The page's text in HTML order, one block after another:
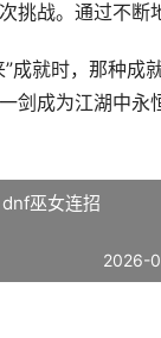
挑战。通过不断
成就时，那种
剑成为江湖中永
巫女连招
2026-